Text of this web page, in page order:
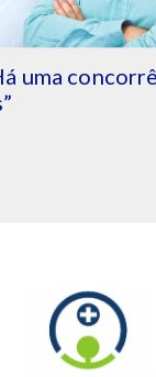
uma